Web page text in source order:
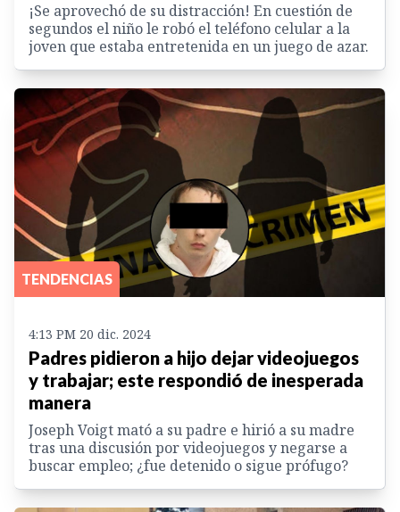
¡Se aprovechó de su distracción! En cuestión de
segundos el niño le robó el teléfono celular a la
joven que estaba entretenida en un juego de azar.
TENDENCIAS
4:13 PM 20 dic. 2024
Padres pidieron a hijo dejar videojuegos
y trabajar; este respondió de inesperada
manera
Joseph Voigt mató a su padre e hirió a su madre
tras una discusión por videojuegos y negarse a
buscar empleo; ¿fue detenido o sigue prófugo?